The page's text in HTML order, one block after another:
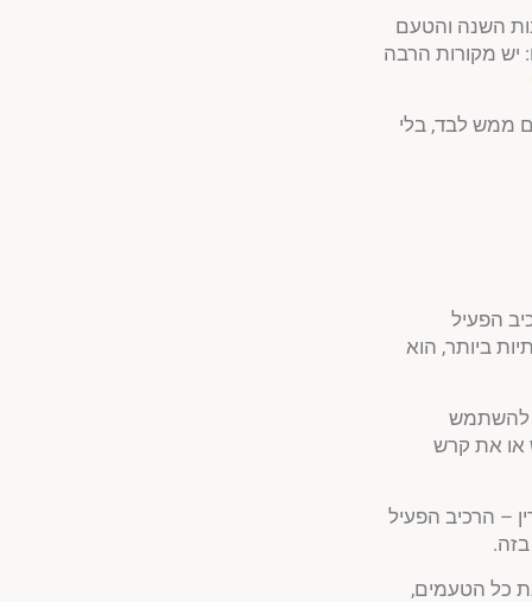
השנה והטעם
יש מקורות הרבה
ממש לבד, בלי
הפעיל
ביותר, הוא
להשתמש
או את קרש
הכורכומין עד ל2000% יותר (!), הוא הפיפרין – הרכיב הפעיל
כל הטעמים,